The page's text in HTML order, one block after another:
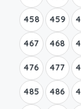
458 459
467 468
476 477
485 486